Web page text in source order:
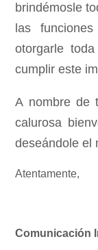
brindémosle
las
otorgarle
cumplir este
A nombre de
calurosa
deseándole el
Atentamente,
Comunicación